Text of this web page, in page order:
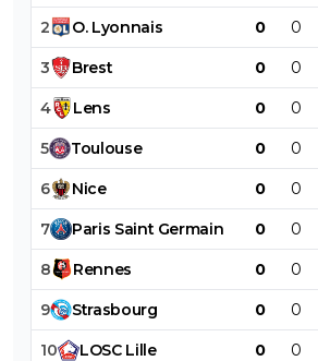
bienvenu ami caennais
2 O. Lyonnais 0 0
3 Brest 0 0
4 Lens 0 0
5 Toulouse 0 0
6 Nice 0 0
7 Paris Saint Germain 0 0
8 Rennes 0 0
9 Strasbourg 0 0
10 LOSC Lille 0 0